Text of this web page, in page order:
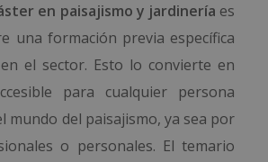
en paisajismo y jardinería es
una formación previa específica
el sector. Esto lo convierte en
para cualquier persona
mundo del paisajismo, ya sea por
o personales. El temario